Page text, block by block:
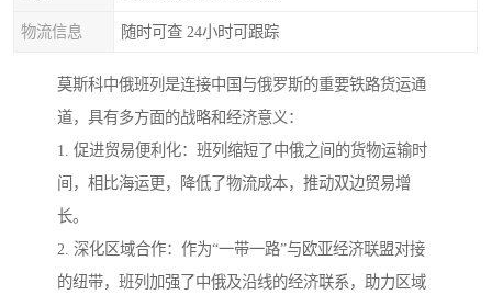
物流信息 随时可查 24小时可跟踪
莫斯科中俄班列是连接中国与俄罗斯的重要铁路货运通
道，具有多方面的战略和经济意义：
1. 促进贸易便利化：班列缩短了中俄之间的货物运输时
间，相比海运更，降低了物流成本，推动双边贸易增
长。
2. 深化区域合作：作为“一带一路”与欧亚经济联盟对接
的纽带，班列加强了中俄及沿线的经济联系，助力区域